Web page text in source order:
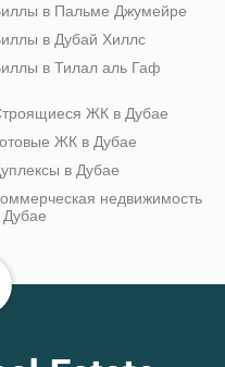
в Пальме Джумейре
в Дубай Хиллс
в Тилал аль Гаф
ЖК в Дубае
ЖК в Дубае
в Дубае
недвижимость
Дубае